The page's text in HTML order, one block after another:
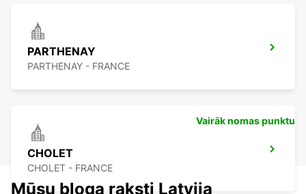
PARTHENAY
PARTHENAY - FRANCE
CHOLET
CHOLET - FRANCE
Vairāk nomas punktu
Mūsu bloga raksti Latvija